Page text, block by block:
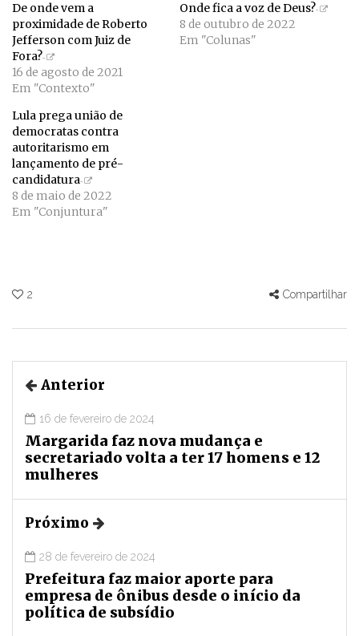
De onde vem a
proximidade de Roberto
Jefferson com Juiz de
Fora?
16 de agosto de 2021
Em "Contexto"
Onde fica a voz de Deus?
8 de outubro de 2022
Em "Colunas"
Lula prega união de
democratas contra
autoritarismo em
lançamento de pré-
candidatura
8 de maio de 2022
Em "Conjuntura"
2 Compartilhar
Anterior
16 de fevereiro de 2024
Margarida faz nova mudança e
secretariado volta a ter 17 homens e 12
mulheres
Próximo
28 de fevereiro de 2024
Prefeitura faz maior aporte para
empresa de ônibus desde o início da
política de subsídio